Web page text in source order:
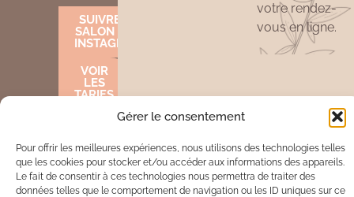
Gérer le consentement
Pour offrir les meilleures expériences, nous utilisons des technologies telles
que les cookies pour stocker et/ou accéder aux informations des appareils.
Le fait de consentir à ces technologies nous permettra de traiter des
données telles que le comportement de navigation ou les ID uniques sur ce
SUIVRE LE
SALON SUR
INSTAGRAM
VOIR
LES
TARIFS
votre rendez-
vous en ligne.
Mentions légalesCookies